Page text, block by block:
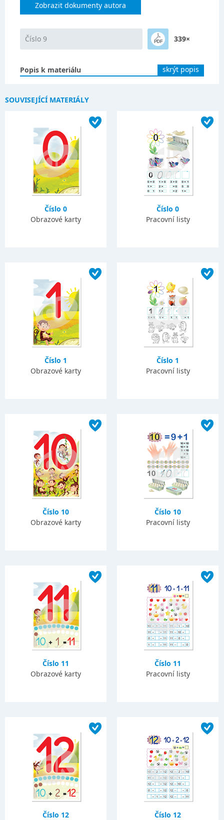
Zobrazit dokumenty autora
Číslo 9 339×
Popis k materiálu skrýt popis
SOUVISEJÍCÍ MATERIÁLY
Číslo 0
Obrazové karty
Číslo 0
Pracovní listy
Číslo 1
Obrazové karty
Číslo 1
Pracovní listy
Číslo 10
Obrazové karty
Číslo 10
Pracovní listy
Číslo 11
Obrazové karty
Číslo 11
Pracovní listy
Číslo 12 Číslo 12